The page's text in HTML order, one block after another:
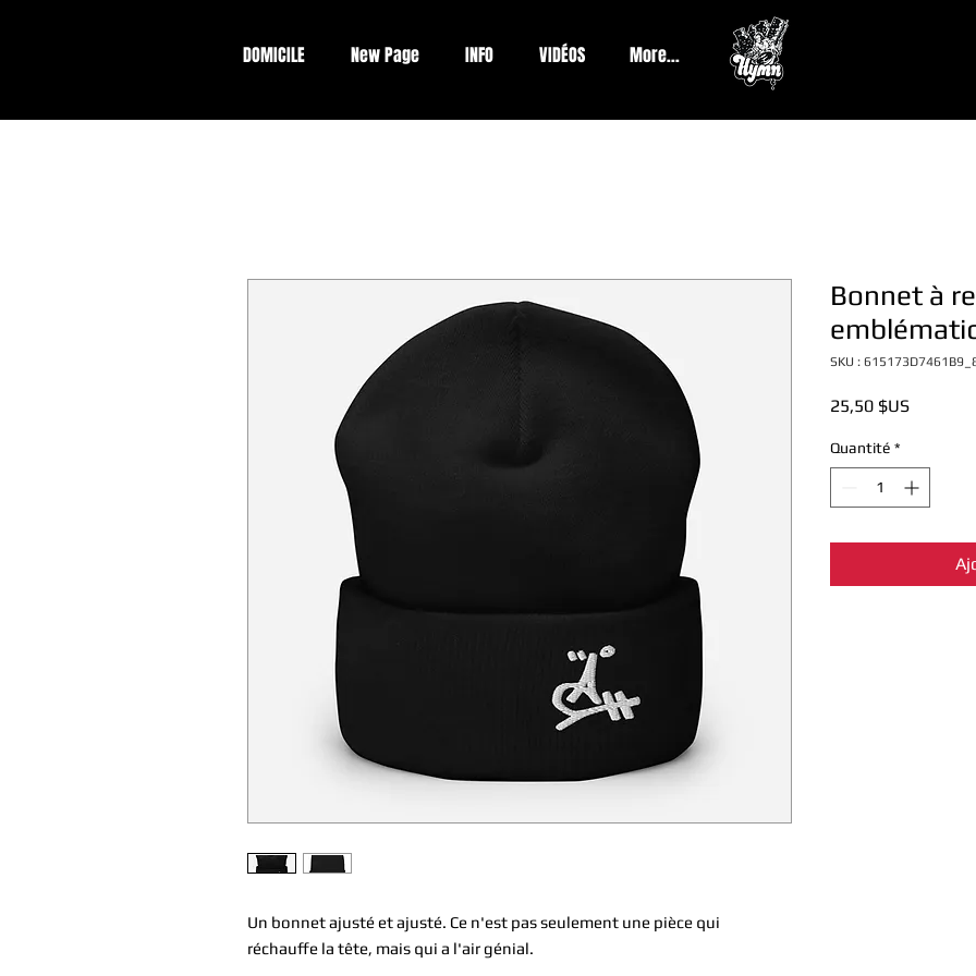
DOMICILE New Page INFO VIDÉOS More...
Un bonnet ajusté et ajusté. Ce n'est pas seulement une pièce qui
réchauffe la tête, mais qui a l'air génial.
Bonnet à
SKU :
25,50 $USPrix
Quantité *